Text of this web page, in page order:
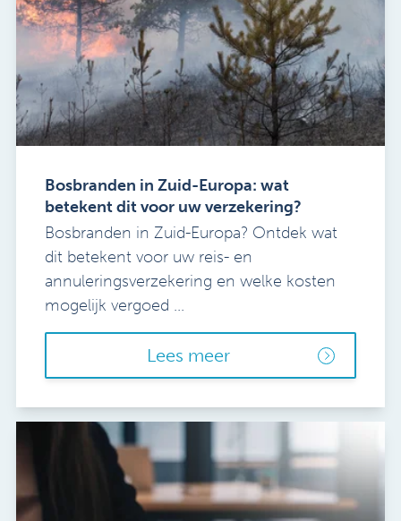
Bosbranden in Zuid-Europa: wat
betekent dit voor uw verzekering?
Bosbranden in Zuid-Europa? Ontdek wat
dit betekent voor uw reis- en
annuleringsverzekering en welke kosten
mogelijk vergoed ...
Lees meer